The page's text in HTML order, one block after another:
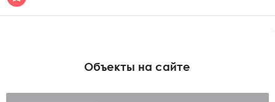
Объекты на сайте